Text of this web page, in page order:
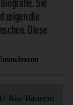
zeigen die
Diese
Bio-Bäuerin